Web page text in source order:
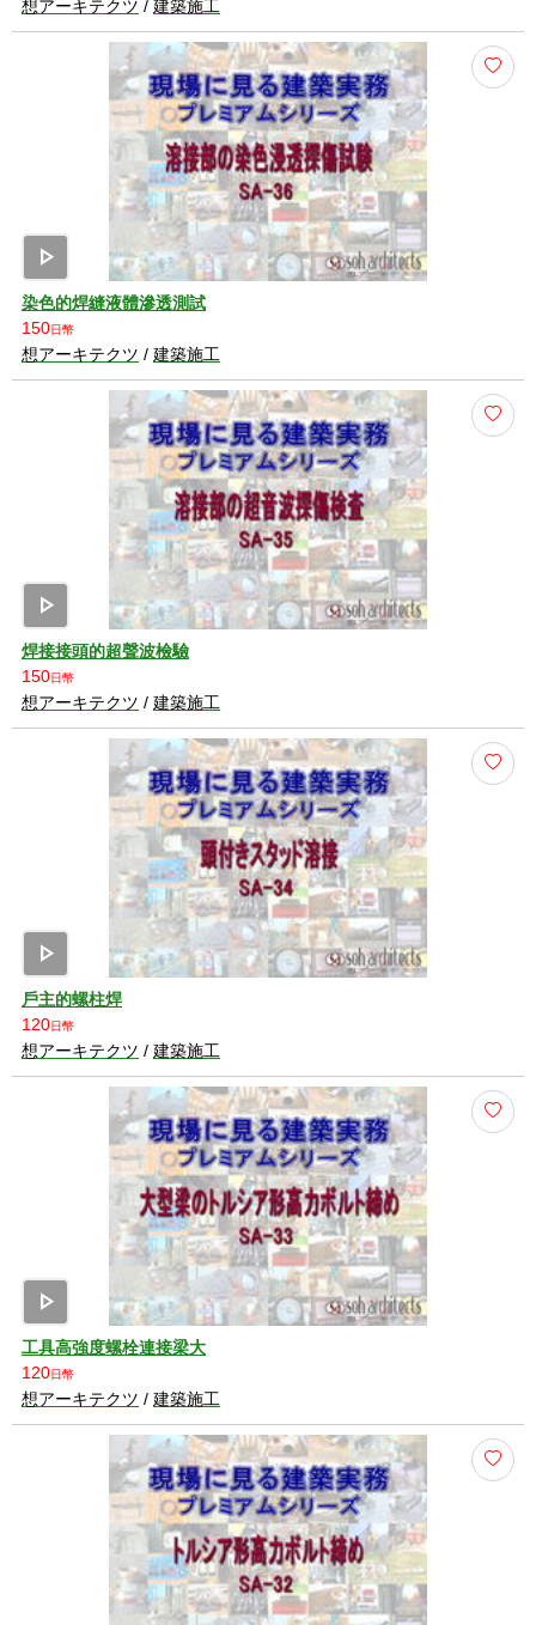
想アーキテクツ / 建築施工
play_arrow
染色的焊縫液體滲透測試
150日幣
想アーキテクツ / 建築施工
play_arrow
焊接接頭的超聲波檢驗
150日幣
想アーキテクツ / 建築施工
play_arrow
戶主的螺柱焊
120日幣
想アーキテクツ / 建築施工
play_arrow
工具高強度螺栓連接梁大
120日幣
想アーキテクツ / 建築施工